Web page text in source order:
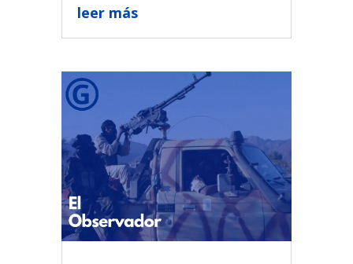
leer más